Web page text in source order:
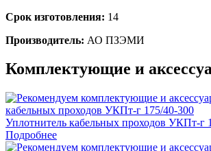
Срок изготовления: 14
Производитель: АО ПЗЭМИ
Комплектующие и
Уплотнитель кабельных проходов УКПт-г
Подробнее